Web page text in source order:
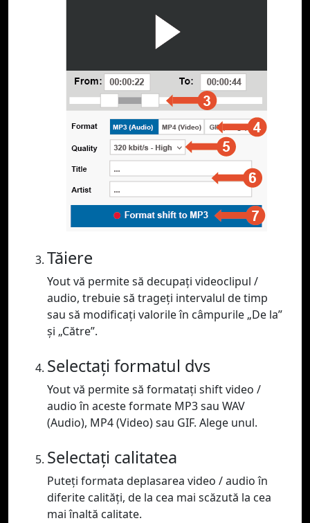
Tăiere
Yout vă permite să decupați videoclipul /
audio, trebuie să trageți intervalul de timp
sau să modificați valorile în câmpurile „De la”
și „Către”.
Selectați formatul dvs
Yout vă permite să formatați shift video /
audio în aceste formate MP3 sau WAV
(Audio), MP4 (Video) sau GIF. Alege unul.
Selectați calitatea
Puteți formata deplasarea video / audio în
diferite calități, de la cea mai scăzută la cea
mai înaltă calitate.